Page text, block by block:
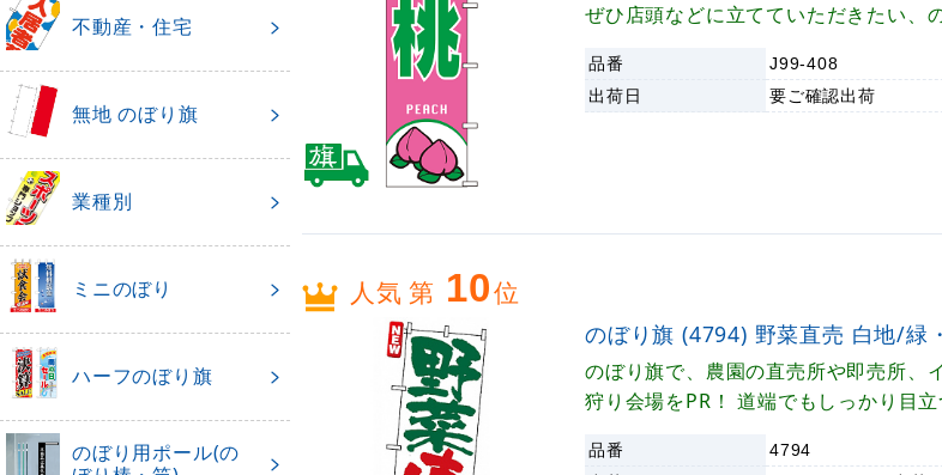
ぜひ店頭などに立てていただきたい、
品番 J99-408
出荷日 要ご確認出荷
人気 第 10位
のぼり旗 (4794) 野菜直売 白地/緑
のぼり旗で、農園の直売所や即売所、
狩り会場をPR！ 道端でもしっかり目
品番 4794
不動産・住宅
無地 のぼり旗
業種別
ミニのぼり
ハーフのぼり旗
のぼり用ポール(の